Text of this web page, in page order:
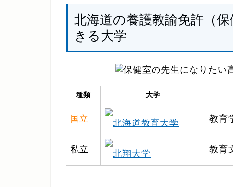
北海道の養護教諭免許（
きる大学
種類 大学
国立 北海道教育大学 教育
私立 北翔大学 教育